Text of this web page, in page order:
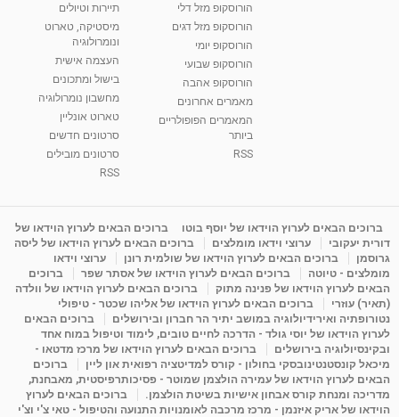
01:46
רנה רז-גילו -טיפול אנרגטי ויעוץ רוחני - נומרולוגית
2,309 צפיות
05:37
סודות בתאריך הלידה, משמעות חודש הלידה -
ינואר זינה ליבשיץ נומרולוגית
ליסה גרוסמן - המרכז לאימון התנהגותי - קשב
09:12
מדיטציה בדמיון מודרך - היכרות עם האני הפנימי
מאת admin 11 שנים 3,644 צפיות
פנינה מתוק - מרכז "נתיב הלב" בהרצליה-
מדיטציה-התחדשות
Shahar-vod
הורוסקופ מזל דלי
הורוסקופ מזל דגים
הורוסקופ יומי
הורוסקופ שבועי
הורוסקופ אהבה
מאמרים אחרונים
המאמרים הפופולריים
ביותר
RSS
תיירות וטיולים
מיסטיקה, טארוט
ונומרולוגיה
העצמה אישית
בישול ומתכונים
מחשבון נומרולוגיה
טארוט אונליין
סרטונים חדשים
סרטונים מובילים
RSS
ברוכים הבאים לערוץ הוידאו של יוסף בוטו
ברוכים הבאים לערוץ הוידאו של
דורית יעקובי
ערוצי וידאו מומלצים
ברוכים הבאים לערוץ הוידאו של ליסה
גרוסמן
ברוכים הבאים לערוץ הוידאו של שולמית רונן
ערוצי וידאו
מומלצים - טיוטה
ברוכים הבאים לערוץ הוידאו של אסתר שפר
ברוכים
הבאים לערוץ הוידאו של פנינה מתוק
ברוכים הבאים לערוץ הוידאו של וולדה
(תאיר) עוזרי
ברוכים הבאים לערוץ הוידאו של אליהו שכטר - טיפולי
נטורופתיה ואירידיולוגיה במושב יתיר הר חברון ובירושלים
ברוכים הבאים
לערוץ הוידאו של יוסי גולד - הדרכה לחיים טובים, לימוד וטיפול במוח אחד
ובקינסיולוגיה בירושלים
ברוכים הבאים לערוץ הוידאו של מרכז מדטאו -
מיכאל קונסטנטינובסקי בחולון - קורס למדיטציה רפואית און ליין
ברוכים
הבאים לערוץ הוידאו של עמירה הולצמן שמוטר - פסיכותרפיסטית, מאבחנת,
מדריכה ומנחת קורס אבחון אישיות בשיטת הולצמן.
ברוכים הבאים לערוץ
הוידאו של אריק איזנמן - מרכז מרכבה לאומנויות התנועה והטיפול - טאי צ'י וצ'י